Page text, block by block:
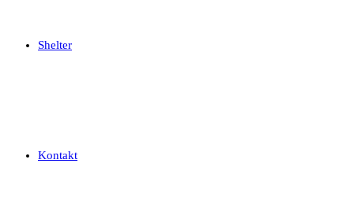
Shelter
Kontakt